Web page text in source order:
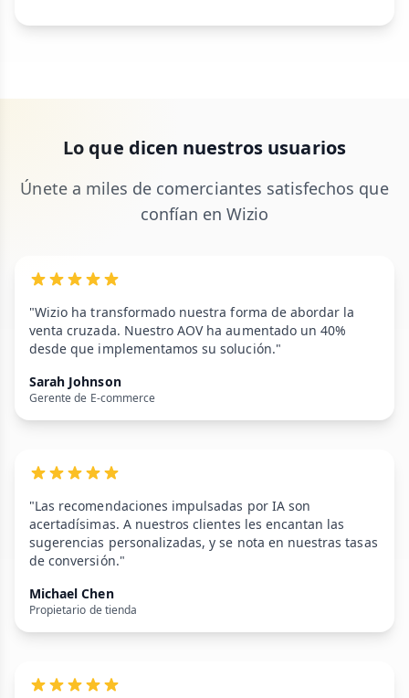
Lo que dicen nuestros usuarios
Únete a miles de comerciantes satisfechos que
confían en Wizio
"Wizio ha transformado nuestra forma de abordar la
venta cruzada. Nuestro AOV ha aumentado un 40%
desde que implementamos su solución."
Sarah Johnson
Gerente de E-commerce
"Las recomendaciones impulsadas por IA son
acertadísimas. A nuestros clientes les encantan las
sugerencias personalizadas, y se nota en nuestras tasas
de conversión."
Michael Chen
Propietario de tienda